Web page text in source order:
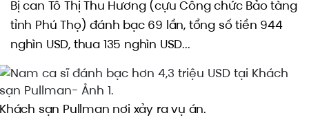
Bị can Tô Thị Thu Hương (cựu Công chức Bảo tàng
tỉnh Phú Thọ) đánh bạc 69 lần, tổng số tiền 944
nghìn USD, thua 135 nghìn USD...
Khách sạn Pullman nơi xảy ra vụ án.